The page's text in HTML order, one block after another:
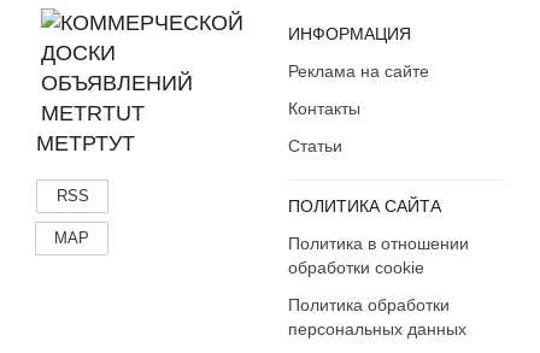
МЕТРТУТ
RSS
MAP
ИНФОРМАЦИЯ
Реклама на сайте
Контакты
Статьи
ПОЛИТИКА САЙТА
Политика в отношении
обработки cookie
Политика обработки
персональных данных